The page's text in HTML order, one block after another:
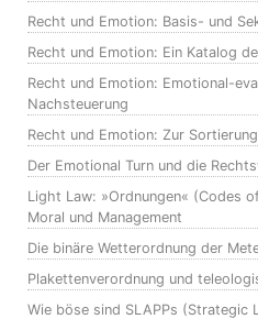
Recht und Emotion: Basis- und
Recht und Emotion: Ein Katalog
Recht und Emotion: Emotional-
Nachsteuerung
Recht und Emotion: Zur
Der Emotional Turn und die
Light Law: »Ordnungen« (Codes
Moral und Management
Die binäre Wetterordnung der
Plakettenverordnung und
Wie böse sind SLAPPs (Strategic